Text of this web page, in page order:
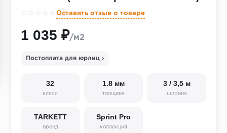
☆☆☆☆☆ Оставить отзыв о товаре
1 035 ₽/м2
Постоплата для юрлиц ›
32
класс
1.8 мм
толщина
3 / 3,5 м
ширина
TARKETT
бренд
Sprint Pro
коллекция